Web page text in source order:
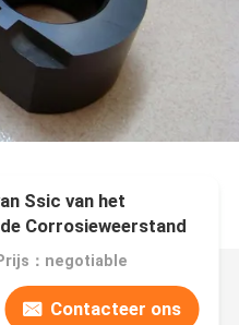
Ssic van het
Corrosieweerstand
：negotiable
Contacteer ons